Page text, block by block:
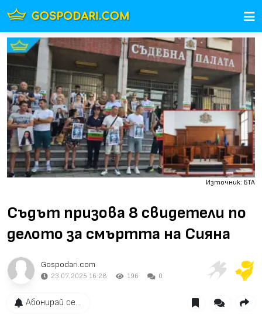
Източник: БТА
Съдът призова 8 свидетели по
делото за смъртта на Сияна
Gospodari.com
23.07.2025 16:28 196 0
Абонирай се...